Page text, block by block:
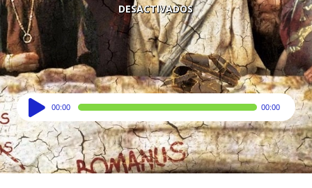
DESACTIVADOS
Audio
Player
00:00 00:00